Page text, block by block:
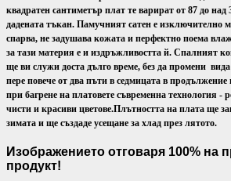
квадратен сантиметър плат те варират от 87 до над
дадената тъкан. Памучният сатен е изключително
спарва, не задушава кожата и перфектно поема
за тази материя е и издръжливостта й. Спалният
ще ви служи доста дълго време, без да промени
пере повече от два пъти в седмицата в
при багрене на платовете съвременна технология -
чисти и красиви цветове.Плътността на плата ще
зимата и ще създаде усещане за хлад през лятото.
Изображението отговаря 100% на
продукт!